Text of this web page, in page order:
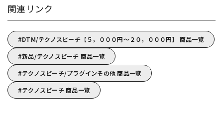
関連リンク
DTM/テクノスピーチ【５，０００円～２０，０００円】 商品一覧
新品/テクノスピーチ 商品一覧
テクノスピーチ/プラグインその他 商品一覧
テクノスピーチ 商品一覧